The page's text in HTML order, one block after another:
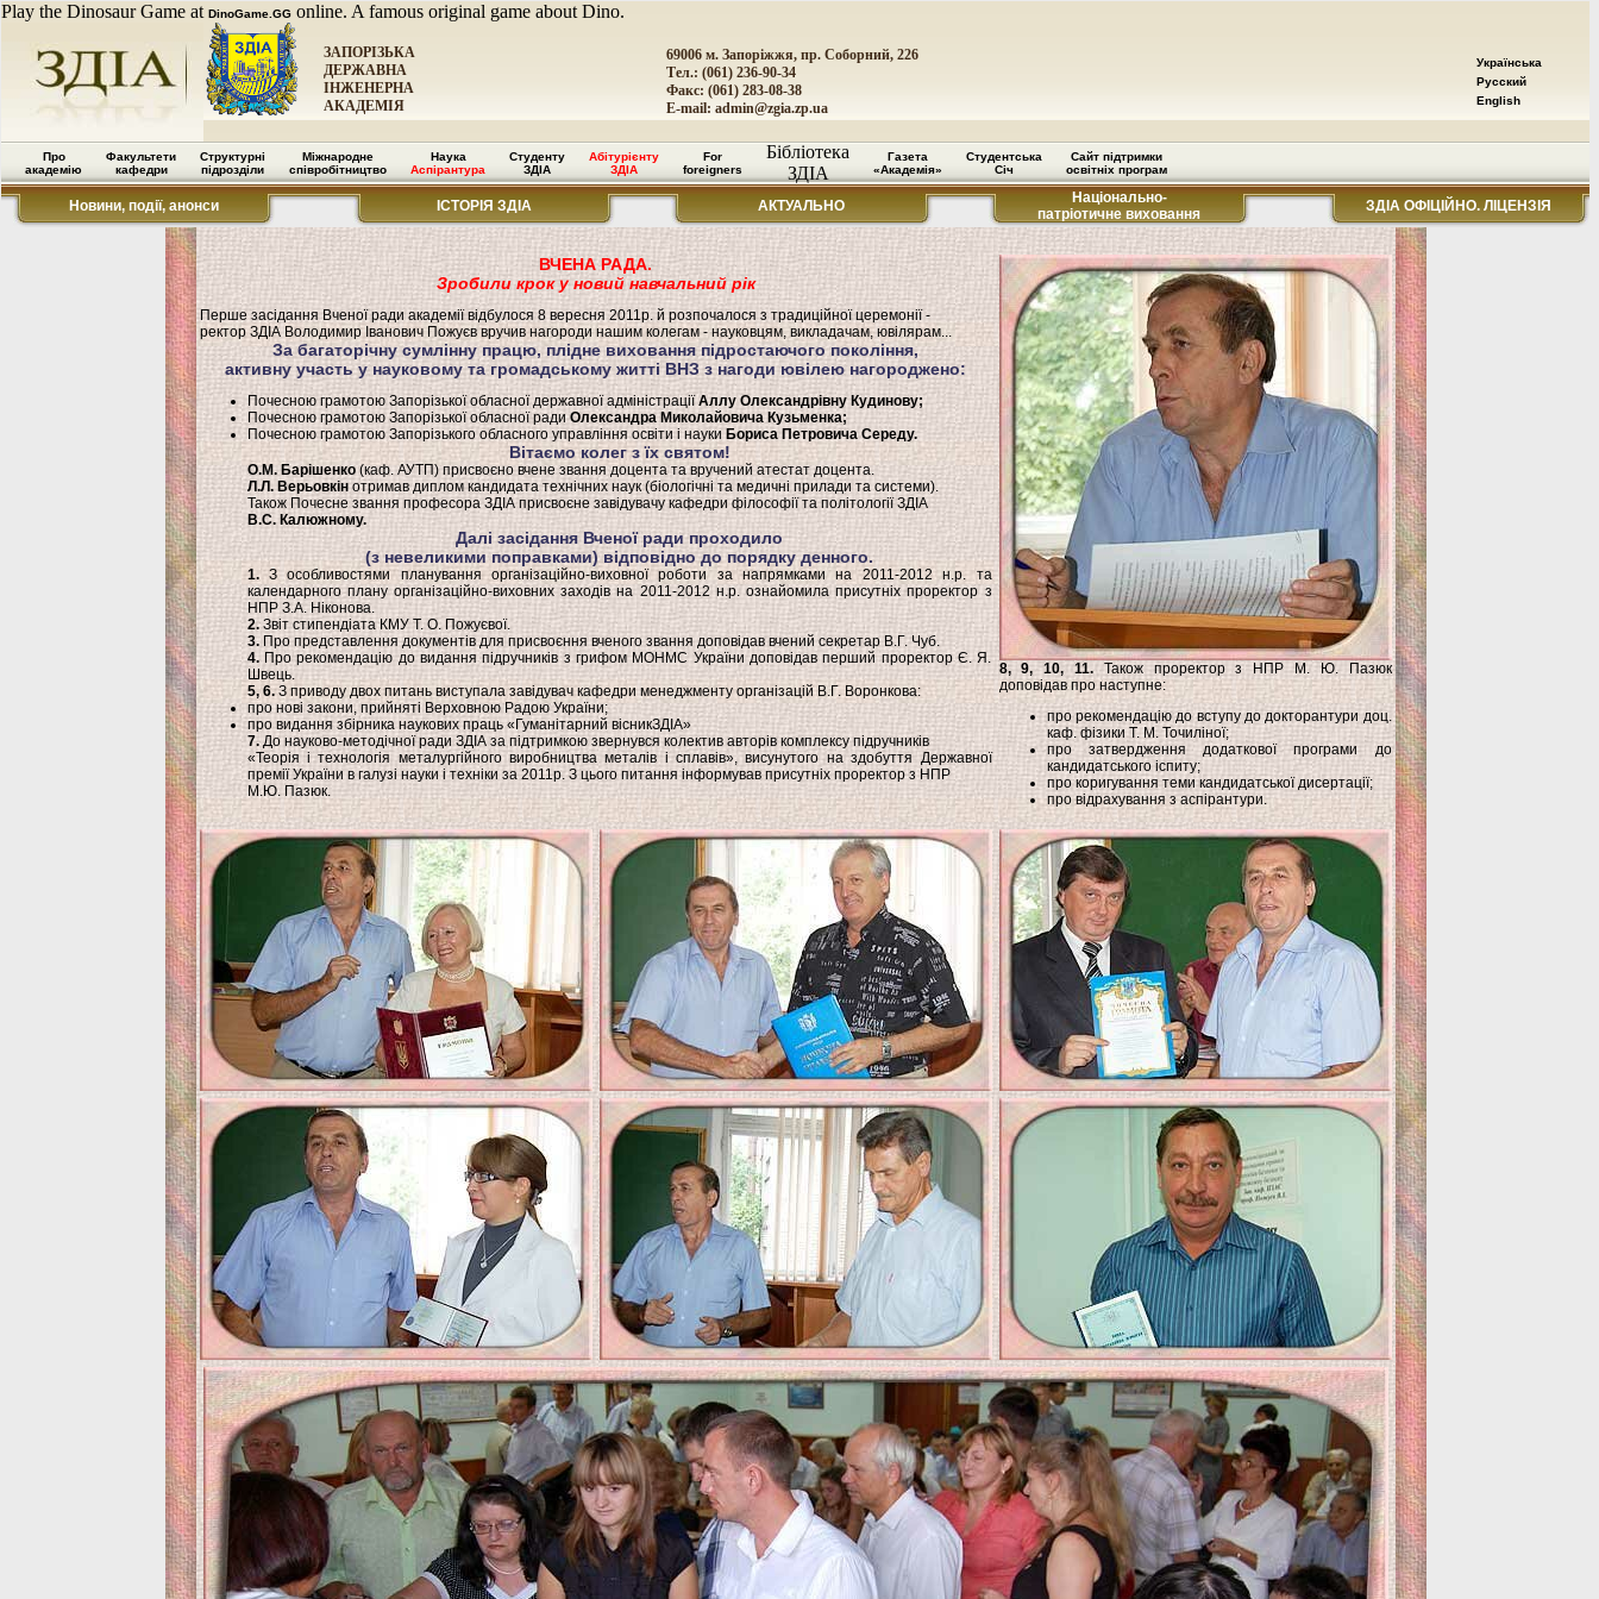
Play the Dinosaur Game at DinoGame.GG online. A famous original game about Dino.
ЗАПОРІЗЬКА
ДЕРЖАВНА
ІНЖЕНЕРНА
АКАДЕМІЯ
69006 м. Запоріжжя, пр. Соборний, 226
Тел.: (061) 236-90-34
Факс: (061) 283-08-38
E-mail: admin@zgia.zp.ua
Українська
Русский
English
Про
академію
Факультети
кафедри
Структурні
підрозділи
Міжнародне
співробітництво
Наука
Аспірантура
Студенту
ЗДІА
Абітурієнту
ЗДІА
For
foreigners
Бібліотека
ЗДІА
Газета
«Академія»
Студентська
Січ
Сайт підтримки
освітніх програм
Новини, події, анонси ІСТОРІЯ ЗДІА АКТУАЛЬНО
Національно-
патріотичне виховання
ЗДІА ОФІЦІЙНО. ЛІЦЕНЗІЯ
ВЧЕНА РАДА.
Зробили крок у новий навчальний рік
Перше засідання Вченої ради академії відбулося 8 вересня 2011р. й розпочалося з традиційної церемонії -
ректор ЗДІА Володимир Іванович Пожуєв вручив нагороди нашим колегам - науковцям, викладачам, ювілярам...
За багаторічну сумлінну працю, плідне виховання підростаючого покоління,
активну участь у науковому та громадському житті ВНЗ з нагоди ювілею нагороджено:
Почесною грамотою Запорізької обласної державної адміністраціїАллу Олександрівну Кудинову;
Почесною грамотою Запорізької обласної радиОлександра Миколайовича Кузьменка;
Почесною грамотою Запорізького обласного управління освіти і наукиБориса Петровича Середу.
Вітаємо колег з їх святом!
О.М. Барішенко(каф. АУТП) присвоєно вчене звання доцента та вручений атестат доцента.
Л.Л. Верьовкінотримав диплом кандидата технічних наук (біологічні та медичні прилади та системи).
Також Почесне звання професора ЗДІА присвоєне завідувачу кафедри філософії та політології ЗДІА
В.С. Калюжному.
Далі засідання Вченої ради проходило
(з невеликими поправками) відповідно до порядку денного.
1.З особливостями планування організаційно-виховної роботи за напрямками на 2011-2012 н.р. та
календарного плану організаційно-виховних заходів на 2011-2012 н.р. ознайомила присутніх проректор з
НПР З.А. Ніконова.
2.Звіт стипендіата КМУ Т. О. Пожуєвої.
3.Про представлення документів для присвоєння вченого звання доповідав вчений секретар В.Г. Чуб.
4.Про рекомендацію до видання підручників з грифом МОНМС України доповідав перший проректор Є. Я.
Швець.
5, 6.З приводу двох питань виступала завідувач кафедри менеджменту організацій В.Г. Воронкова:
про нові закони, прийняті Верховною Радою України;
про видання збірника наукових праць «Гуманітарний вісникЗДІА»
7.До науково-методічної ради ЗДІА за підтримкою звернувся колектив авторів комплексу підручників
«Теорія і технологія металургійного виробництва металів і сплавів», висунутого на здобуття Державної
премії України в галузі науки і техніки за 2011р. З цього питання інформував присутніх проректор з НПР
М.Ю. Пазюк.
8, 9, 10, 11.Також проректор з НПР М. Ю. Пазюк
доповідав про наступне:
про рекомендацію до вступу до докторантури доц.
каф. фізики Т. М. Точиліної;
про затвердження додаткової програми до
кандидатського іспиту;
про коригування теми кандидатської дисертації;
про відрахування з аспірантури.